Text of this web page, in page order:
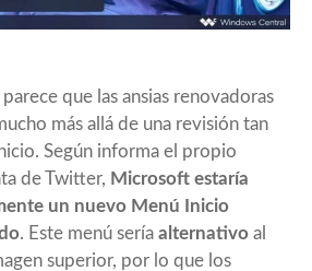
que las ansias renovadoras
más allá de una revisión tan
Según informa el propio
de Twitter, Microsoft estaría
un nuevo Menú Inicio
. Este menú sería alternativo al
superior, por lo que los